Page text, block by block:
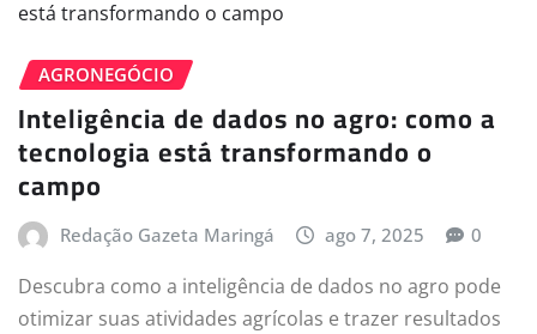
AGRONEGÓCIO
Inteligência de dados no agro: como a
tecnologia está transformando o
campo
Redação Gazeta Maringá ago 7, 2025 0
Descubra como a inteligência de dados no agro pode
otimizar suas atividades agrícolas e trazer resultados